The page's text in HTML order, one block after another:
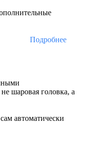
Подробнее
шаровая головка, а
автоматически